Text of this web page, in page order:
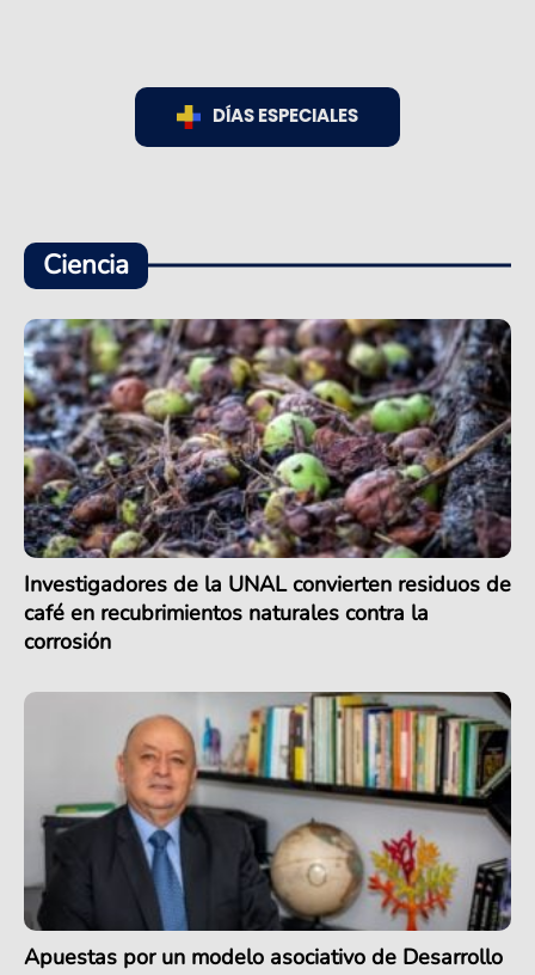
DÍAS ESPECIALES
Ciencia
Investigadores de la UNAL convierten residuos de
café en recubrimientos naturales contra la
corrosión
Apuestas por un modelo asociativo de Desarrollo